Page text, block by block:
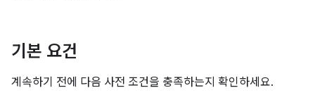
기본 요건
계속하기 전에 다음 사전 조건을 충족하는지 확인하세요.